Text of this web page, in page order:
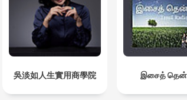
吳淡如人生實用商學院 இசைத்